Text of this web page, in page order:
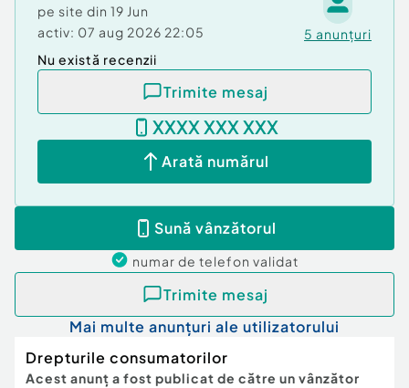
pe site din 19 Jun
activ: 07 aug 2026 22:05 5 anunțuri
Nu există recenzii
Trimite mesaj
XXXX XXX XXX
Arată numărul
Sună vânzătorul
numar de telefon validat
Trimite mesaj
Mai multe anunțuri ale utilizatorului
Drepturile consumatorilor
Acest anunț a fost publicat de către un vânzător